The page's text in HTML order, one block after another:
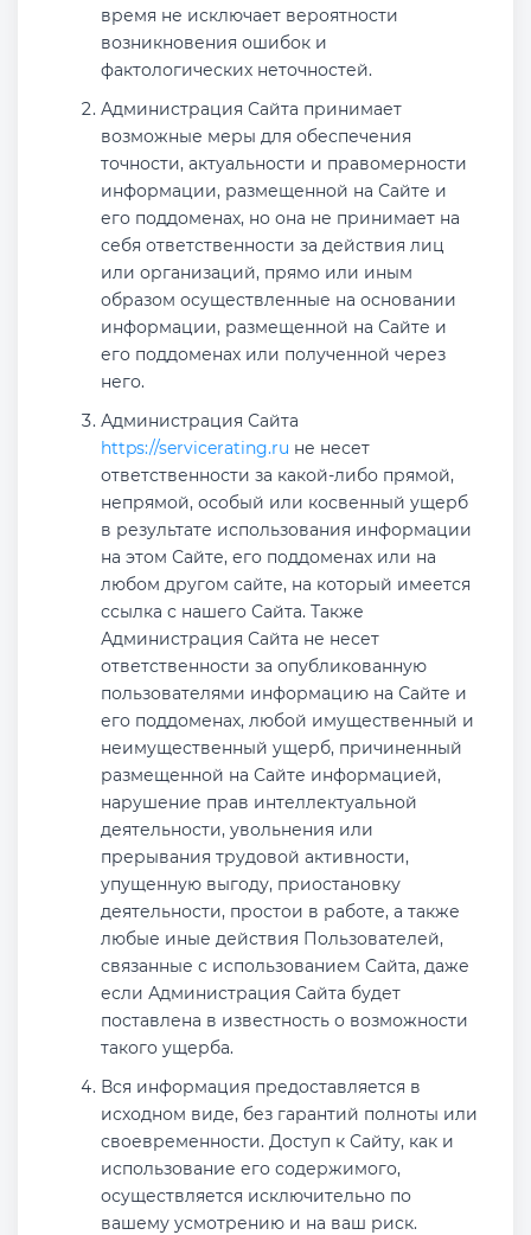
время не исключает вероятности
возникновения ошибок и
фактологических неточностей.
Администрация Сайта принимает
возможные меры для обеспечения
точности, актуальности и правомерности
информации, размещенной на Сайте и
его поддоменах, но она не принимает на
себя ответственности за действия лиц
или организаций, прямо или иным
образом осуществленные на основании
информации, размещенной на Сайте и
его поддоменах или полученной через
него.
Администрация Сайта
https://servicerating.ru не несет
ответственности за какой-либо прямой,
непрямой, особый или косвенный ущерб
в результате использования информации
на этом Сайте, его поддоменах или на
любом другом сайте, на который имеется
ссылка с нашего Сайта. Также
Администрация Сайта не несет
ответственности за опубликованную
пользователями информацию на Сайте и
его поддоменах, любой имущественный и
неимущественный ущерб, причиненный
размещенной на Сайте информацией,
нарушение прав интеллектуальной
деятельности, увольнения или
прерывания трудовой активности,
упущенную выгоду, приостановку
деятельности, простои в работе, а также
любые иные действия Пользователей,
связанные с использованием Сайта, даже
если Администрация Сайта будет
поставлена в известность о возможности
такого ущерба.
Вся информация предоставляется в
исходном виде, без гарантий полноты или
своевременности. Доступ к Сайту, как и
использование его содержимого,
осуществляется исключительно по
вашему усмотрению и на ваш риск.